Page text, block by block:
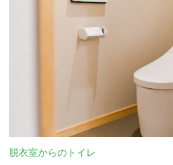
脱衣室からのトイレ